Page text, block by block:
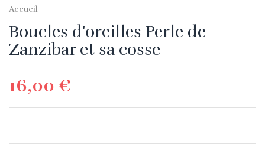
Accueil
Boucles d'oreilles Perle de
Zanzibar et sa cosse
16,00 €